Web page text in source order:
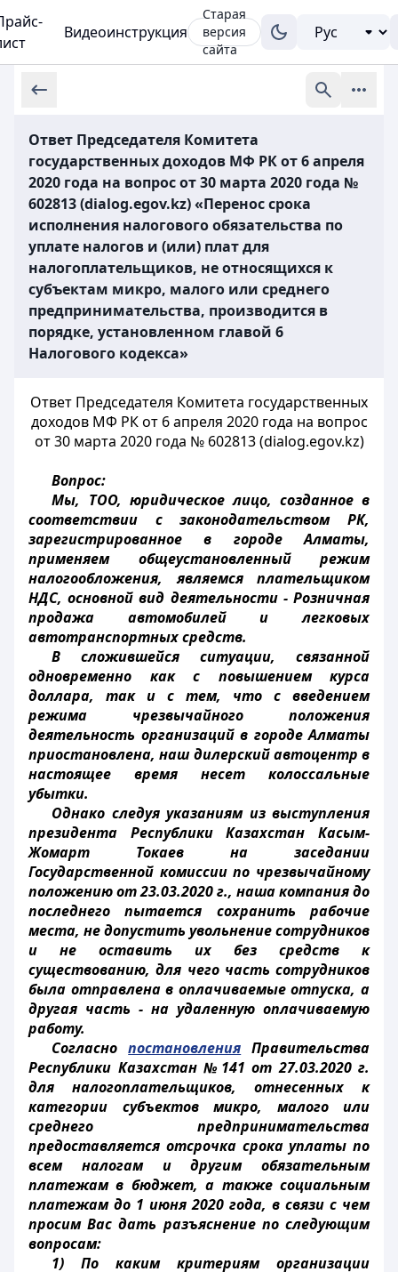
Видеоинструкция
Старая
версия
сайта
Ответ Председателя Комитета
государственных доходов МФ РК от 6 апреля
2020 года на вопрос от 30 марта 2020 года №
602813 (dialog.egov.kz) «Перенос срока
исполнения налогового обязательства по
уплате налогов и (или) плат для
налогоплательщиков, не относящихся к
субъектам микро, малого или среднего
предпринимательства, производится в
порядке, установленном главой 6
Налогового кодекса»
Ответ Председателя Комитета государственных
доходов МФ РК от 6 апреля 2020 года на вопрос
от 30 марта 2020 года № 602813 (dialog.egov.kz)
Вопрос:
Мы, ТОО, юридическое лицо, созданное в
соответствии с законодательством РК,
зарегистрированное в городе Алматы,
применяем общеустановленный режим
налогообложения, являемся плательщиком
НДС, основной вид деятельности - Розничная
продажа автомобилей и легковых
автотранспортных средств.
В сложившейся ситуации, связанной
одновременно как с повышением курса
доллара, так и с тем, что с введением
режима чрезвычайного положения
деятельность организаций в городе Алматы
приостановлена, наш дилерский автоцентр в
настоящее время несет колоссальные
убытки.
Однако следуя указаниям из выступления
президента Республики Казахстан Касым-
Жомарт Токаев на заседании
Государственной комиссии по чрезвычайному
положению от 23.03.2020 г., наша компания до
последнего пытается сохранить рабочие
места, не допустить увольнение сотрудников
и не оставить их без средств к
существованию, для чего часть сотрудников
была отправлена в оплачиваемые отпуска, а
другая часть - на удаленную оплачиваемую
работу.
Согласнопостановления Правительства
Республики Казахстан №141 от 27.03.2020 г.
для налогоплательщиков, отнесенных к
категории субъектов микро, малого или
среднего предпринимательства
предоставляется отсрочка срока уплаты по
всем налогам и другим обязательным
платежам в бюджет, а также социальным
платежам до 1 июня 2020 года, в связи с чем
просим Вас дать разъяснение по следующим
вопросам:
1) По каким критериям организации